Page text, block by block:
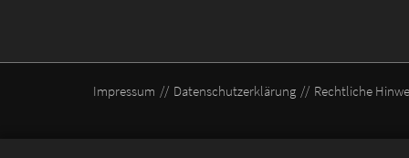
Impressum Datenschutzerklärung Rechtliche